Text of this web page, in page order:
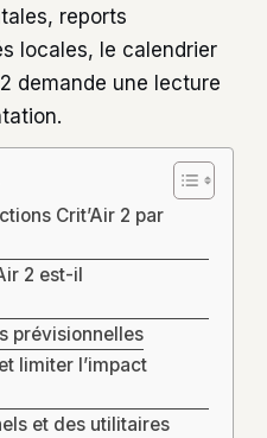
reports
locales, le calendrier
demande une lecture
Crit’Air 2 par
2 est-il
prévisionnelles
limiter l’impact
et des utilitaires